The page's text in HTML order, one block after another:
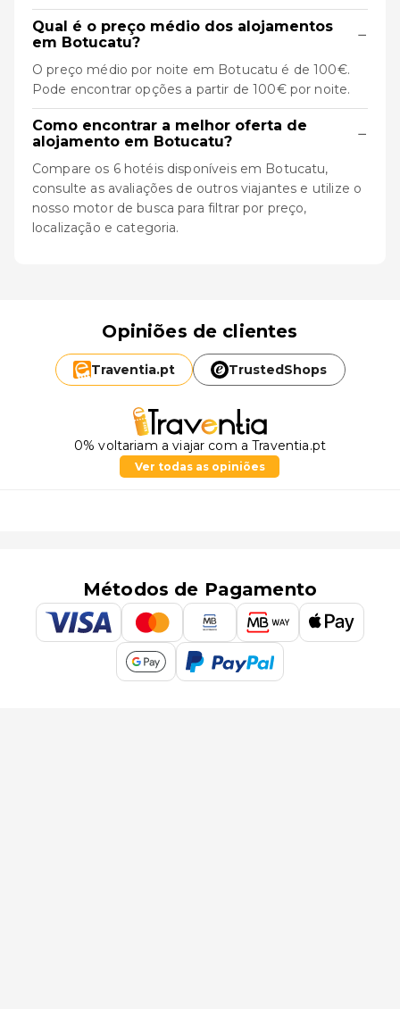
Qual é o preço médio dos alojamentos
em Botucatu?
−
O preço médio por noite em Botucatu é de 100€.
Pode encontrar opções a partir de 100€ por noite.
Como encontrar a melhor oferta de
alojamento em Botucatu?
−
Compare os 6 hotéis disponíveis em Botucatu,
consulte as avaliações de outros viajantes e utilize o
nosso motor de busca para filtrar por preço,
localização e categoria.
Opiniões de clientes
Traventia.pt TrustedShops
0% voltariam a viajar com a Traventia.pt
Ver todas as opiniões
Métodos de Pagamento